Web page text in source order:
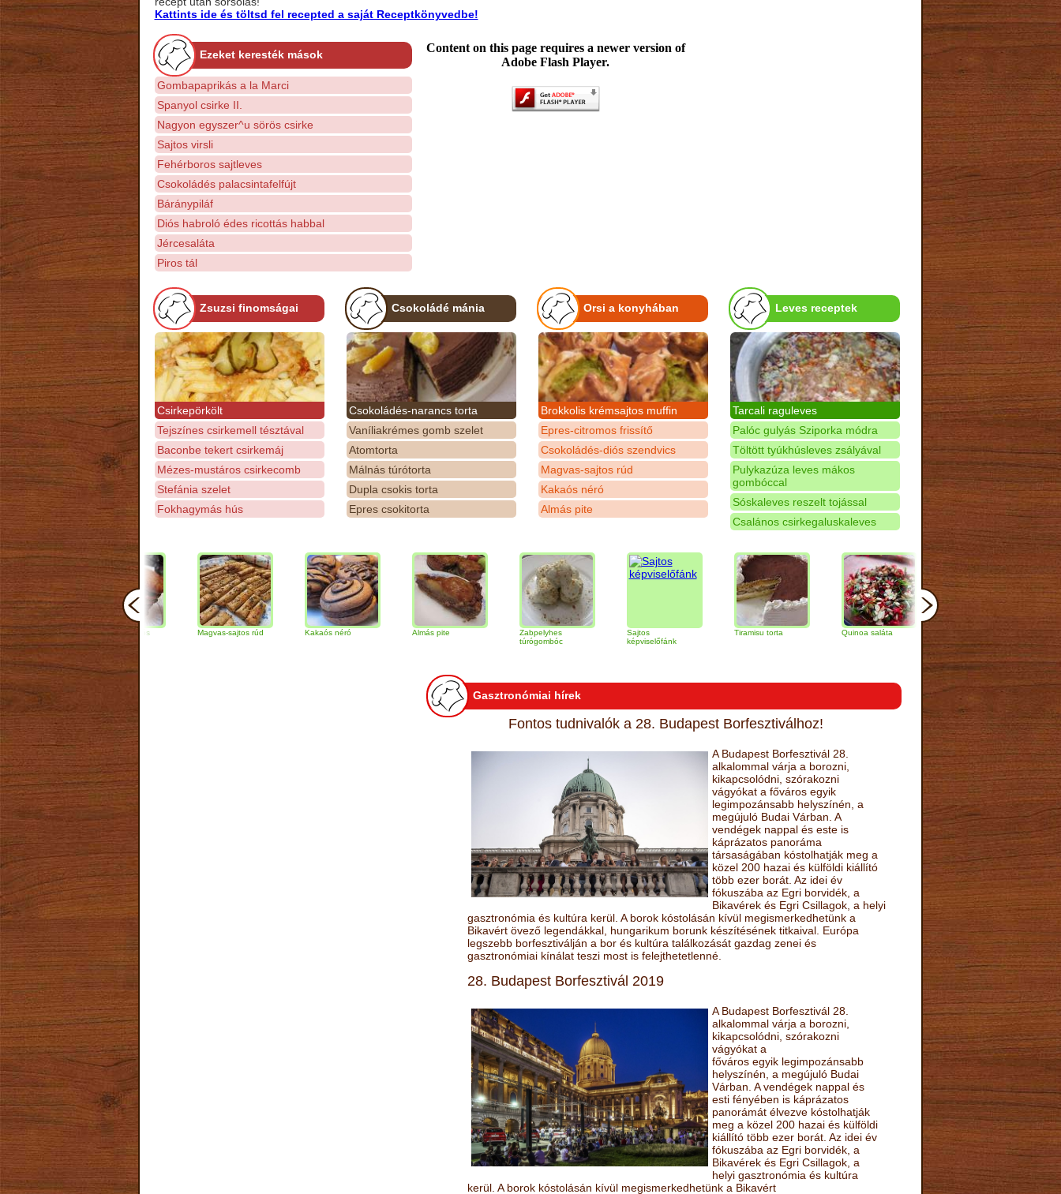
Kattints ide és töltsd fel recepted a saját Receptkönyvedbe!
Ezeket keresték mások
Gombapaprikás a la Marci
Spanyol csirke II.
Nagyon egyszer^u sörös csirke
Sajtos virsli
Fehérboros sajtleves
Csokoládés palacsintafelfújt
Báránypiláf
Diós habroló édes ricottás habbal
Jércesaláta
Piros tál
Content on this page requires a newer version of
Adobe Flash Player.
Zsuzsi finomságai
Csirkepörkölt
Tejszínes csirkemell tésztával
Baconbe tekert csirkemáj
Mézes-mustáros csirkecomb
Stefánia szelet
Fokhagymás hús
Csokoládé mánia
Csokoládés-narancs torta
Vaníliakrémes gomb szelet
Atomtorta
Málnás túrótorta
Dupla csokis torta
Epres csokitorta
Orsi a konyhában
Brokkolis krémsajtos muffin
Epres-citromos frissítő
Csokoládés-diós szendvics
Magvas-sajtos rúd
Kakaós néró
Almás pite
Leves receptek
Tarcali raguleves
Palóc gulyás Sziporka módra
Töltött tyúkhúsleves zsályával
Pulykazúza leves mákos
gombóccal
Sóskaleves reszelt tojással
Csalános csirkegaluskaleves
Csokoládés-diós
szendvics
Magvas-sajtos rúd Kakaós néró Almás pite
Zabpelyhes
túrógombóc
képviselőfánk
Tiramisu torta Quinoa saláta Mandulás kifli
narancs
Gasztronómiai hírek
Fontos tudnivalók a 28. Budapest Borfesztiválhoz!
A Budapest Borfesztivál 28.
alkalommal várja a borozni,
kikapcsolódni, szórakozni
vágyókat a főváros egyik
legimpozánsabb helyszínén, a
megújuló Budai Várban. A
vendégek nappal és este is
káprázatos panoráma
társaságában kóstolhatják meg a
közel 200 hazai és külföldi kiállító
több ezer borát. Az idei év
fókuszába az Egri borvidék, a
Bikavérek és Egri Csillagok, a helyi
gasztronómia és kultúra kerül. A borok kóstolásán kívül megismerkedhetünk a
Bikavért övező legendákkal, hungarikum borunk készítésének titkaival. Európa
legszebb borfesztiválján a bor és kultúra találkozását gazdag zenei és
gasztronómiai kínálat teszi most is felejthetetlenné.
28. Budapest Borfesztivál 2019
A Budapest Borfesztivál 28.
alkalommal várja a borozni,
kikapcsolódni, szórakozni
vágyókat a
főváros egyik legimpozánsabb
helyszínén, a megújuló Budai
Várban. A vendégek nappal és
esti fényében is káprázatos
panorámát élvezve kóstolhatják
meg a közel 200 hazai és külföldi
kiállító több ezer borát. Az idei év
fókuszába az Egri borvidék, a
Bikavérek és Egri Csillagok, a
helyi gasztronómia és kultúra
kerül. A borok kóstolásán kívül megismerkedhetünk a Bikavért